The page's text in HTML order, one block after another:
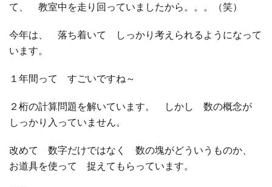
て、 教室中を走り回っていましたから。。。（笑）
今年は、 落ち着いて しっかり考えられるようになって
います。
１年間って すごいですね～
２桁の計算問題を解いています。 しかし 数の概念が
しっかり入っていません。
改めて 数字だけではなく 数の塊がどういうものか、
お道具を使って 捉えてもらっています。